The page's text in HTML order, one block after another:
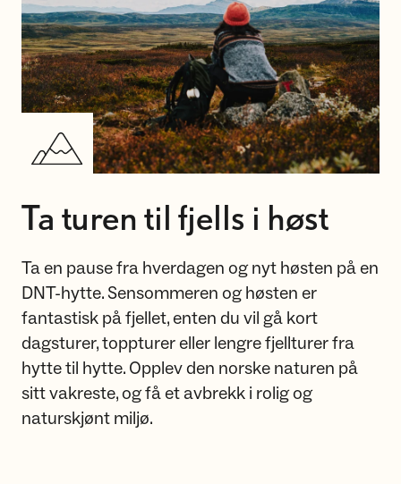
Ta turen til fjells i høst
Ta en pause fra hverdagen og nyt høsten på en
DNT-hytte. Sensommeren og høsten er
fantastisk på fjellet, enten du vil gå kort
dagsturer, toppturer eller lengre fjellturer fra
hytte til hytte. Opplev den norske naturen på
sitt vakreste, og få et avbrekk i rolig og
naturskjønt miljø.